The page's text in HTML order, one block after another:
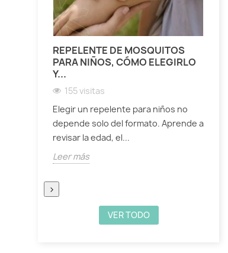
REPELENTE DE MOSQUITOS
PARA NIÑOS, CÓMO ELEGIRLO
Y...
155 visitas
Elegir un repelente para niños no
depende solo del formato. Aprende a
revisar la edad, el...
Leer más
›
VER TODO